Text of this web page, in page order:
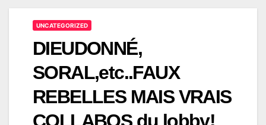
UNCATEGORIZED
DIEUDONNÉ,
SORAL,etc..FAUX
REBELLES MAIS VRAIS
COLLABOS du lobby!